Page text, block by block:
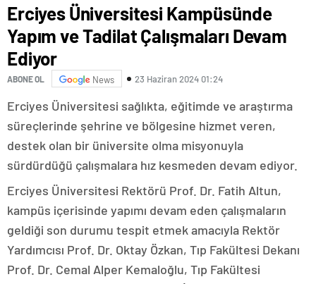
Erciyes Üniversitesi Kampüsünde
Yapım ve Tadilat Çalışmaları Devam
Ediyor
ABONE OL News 23 Haziran 2024 01:24
Erciyes Üniversitesi sağlıkta, eğitimde ve araştırma
süreçlerinde şehrine ve bölgesine hizmet veren,
destek olan bir üniversite olma misyonuyla
sürdürdüğü çalışmalara hız kesmeden devam ediyor.
Erciyes Üniversitesi Rektörü Prof. Dr. Fatih Altun,
kampüs içerisinde yapımı devam eden çalışmaların
geldiği son durumu tespit etmek amacıyla Rektör
Yardımcısı Prof. Dr. Oktay Özkan, Tıp Fakültesi Dekanı
Prof. Dr. Cemal Alper Kemaloğlu, Tıp Fakültesi